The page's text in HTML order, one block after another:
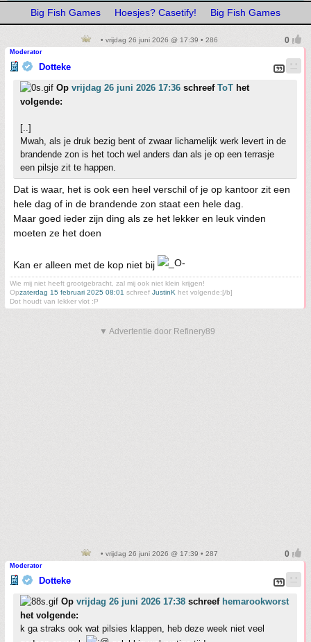
Big Fish Games Hoesjes? Casetify! Big Fish Games
• vrijdag 26 juni 2026 @ 17:39 • 286
Moderator
Dotteke
Op vrijdag 26 juni 2026 17:36 schreef ToT het
volgende:
[..]
Mwah, als je druk bezig bent of zwaar lichamelijk werk levert in de
brandende zon is het toch wel anders dan als je op een terrasje
een pilsje zit te happen.
Dat is waar, het is ook een heel verschil of je op kantoor zit een
hele dag of in de brandende zon staat een hele dag.
Maar goed ieder zijn ding als ze het lekker en leuk vinden
moeten ze het doen
Kan er alleen met de kop niet bij
Wie mij niet heeft grootgebracht, zal mij ook niet klein krijgen!
Opzaterdag 15 februari 2025 08:01 schreef JustinK het volgende:[/b]
Dot houdt van lekker vlot :P
▼ Advertentie door Refinery89
• vrijdag 26 juni 2026 @ 17:39 • 287
Moderator
Dotteke
Op vrijdag 26 juni 2026 17:38 schreef hemarookworst
het volgende:
k ga straks ook wat pilsies klappen, heb deze week niet veel